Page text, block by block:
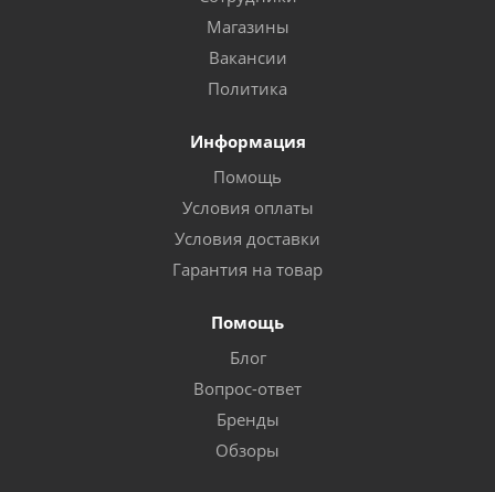
Магазины
Вакансии
Политика
Информация
Помощь
Условия оплаты
Условия доставки
Гарантия на товар
Помощь
Блог
Вопрос-ответ
Бренды
Обзоры